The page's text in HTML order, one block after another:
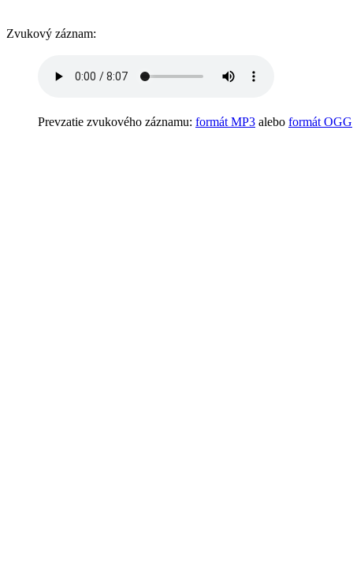
Zvukový záznam:
Prevzatie zvukového záznamu: formát MP3 alebo formát OGG